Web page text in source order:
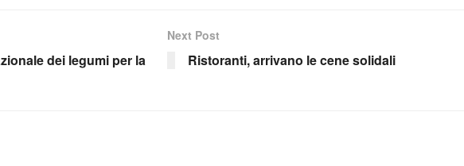
dei legumi per la
Next Post
Ristoranti, arrivano le cene solidali